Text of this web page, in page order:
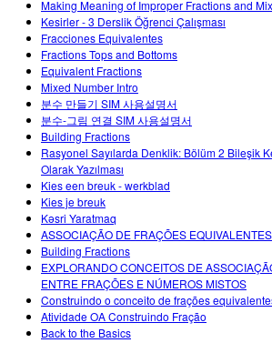
Making Meaning of Improper Fractions and
Kesirler - 3 Derslik Öğrenci Çalışması
Fracciones Equivalentes
Fractions Tops and Bottoms
Equivalent Fractions
Mixed Number Intro
분수 만들기 SIM 사용설명서
분수-그림 연결 SIM 사용설명서
Building Fractions
Rasyonel Sayılarda Denklik: Bölüm 2 Bileşik
Olarak Yazılması
Kies een breuk - werkblad
Kies je breuk
Kəsri Yaratmaq
ASSOCIAÇÃO DE FRAÇÕES EQUIVALENTES
Building Fractions
EXPLORANDO CONCEITOS DE
ENTRE FRAÇÕES E NÚMEROS MISTOS
Construindo o conceito de frações
Atividade OA Construindo Fração
Back to the Basics